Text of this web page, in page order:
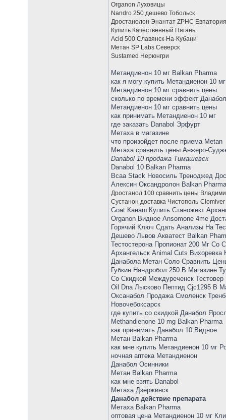
Organon Луховицы
Nandro 250 дешево Тобольск
Дростанолон Энантат ZPHC Евпатория
Купить Качественный Нягань
Acid 500 Славянск-На-Кубани
Метан SP Labs Северск
Sustamed Нерюнгри
Метандиенон 10 мг Balkan Pharma
как я могу купить Метандиенон 10
Метандиенон 10 мг сравнить цены
сколько по времени эффект Данабол
Метандиенон 10 мг сравнить цены
как принимать Метандиенон 10 мг
где заказать Danabol Эрфурт
Метаха в магазине
что произойдет после приема Metan
Метаха сравнить цены Анжеро-
Danabol 10 продажа Тимашевск
Danabol 10 Balkan Pharma
Bcaa Stack Новосиль Треноджед
Алексин Оксандролон Balkan
Дростанол 100 сравнить цены
Сустанон доставка Чистополь Clomiver
Goat Канаш Купить Станожект
Organon Видное Ansomone 4me
Горячий Ключ Сдать Анализы На
Дешево Львов Акватест Balkan
Тестостерона Пропионат 200 Мг Со
Архангельск Animal Cuts
Данабола Метан Соло Сравнить
Губкин Нандробол 250 В Магазине
Со Скидкой Междуреченск Тестовер
Oil Dna Лысково Пептид Cjc1295 В
Оксанабол Продажа Смоленск
Новочебоксарск
где купить со скидкой Данабол
Methandienone 10 mg Balkan Pharma
как принимать Данабол 10 Видное
Метан Balkan Pharma
как мне купить Метандиенон 10 мг
ночная аптека Метандиенон
Данабол Осинники
Метан Balkan Pharma
как мне взять Danabol
Метаха Дзержинск
Данабол действие препарата
Метаха Balkan Pharma
оптовая цена Метандиенон 10 мг